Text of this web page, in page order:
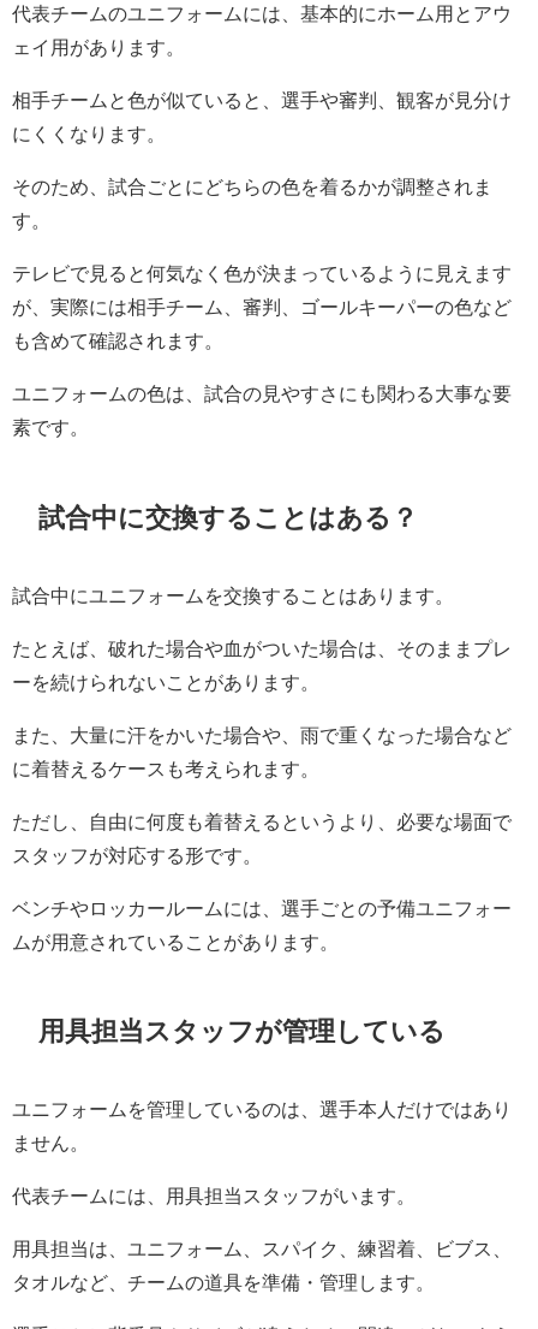
代表チームのユニフォームには、基本的にホーム用とアウ
ェイ用があります。
相手チームと色が似ていると、選手や審判、観客が見分け
にくくなります。
そのため、試合ごとにどちらの色を着るかが調整されま
す。
テレビで見ると何気なく色が決まっているように見えます
が、実際には相手チーム、審判、ゴールキーパーの色など
も含めて確認されます。
ユニフォームの色は、試合の見やすさにも関わる大事な要
素です。
試合中に交換することはある？
試合中にユニフォームを交換することはあります。
たとえば、破れた場合や血がついた場合は、そのままプレ
ーを続けられないことがあります。
また、大量に汗をかいた場合や、雨で重くなった場合など
に着替えるケースも考えられます。
ただし、自由に何度も着替えるというより、必要な場面で
スタッフが対応する形です。
ベンチやロッカールームには、選手ごとの予備ユニフォー
ムが用意されていることがあります。
用具担当スタッフが管理している
ユニフォームを管理しているのは、選手本人だけではあり
ません。
代表チームには、用具担当スタッフがいます。
用具担当は、ユニフォーム、スパイク、練習着、ビブス、
タオルなど、チームの道具を準備・管理します。